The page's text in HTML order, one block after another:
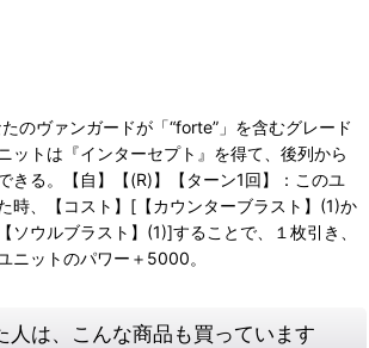
たのヴァンガードが「“forte”」を含むグレード
ットは『インターセプト』を得て、後列から
きる。【自】【(R)】【ターン1回】：このユ
時、【コスト】[【カウンターブラスト】(1)か
ソウルブラスト】(1)]することで、１枚引き、
ニットのパワー＋5000。
人は、こんな商品も買っています